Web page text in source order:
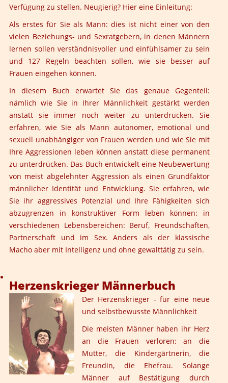
Verfügung zu stellen. Neugierig? Hier eine Einleitung:
Als erstes für Sie als Mann: dies ist nicht einer von den
vielen Beziehungs- und Sexratgebern, in denen Männern
lernen sollen verständnisvoller und einfühlsamer zu sein
und 127 Regeln beachten sollen, wie sie besser auf
Frauen eingehen können.
In diesem Buch erwartet Sie das genaue Gegenteil:
nämlich wie Sie in Ihrer Männlichkeit gestärkt werden
anstatt sie immer noch weiter zu unterdrücken. Sie
erfahren, wie Sie als Mann autonomer, emotional und
sexuell unabhängiger von Frauen werden und wie Sie mit
Ihre Aggressionen leben können anstatt diese permanent
zu unterdrücken. Das Buch entwickelt eine Neubewertung
von meist abgelehnter Aggression als einen Grundfaktor
männlicher Identität und Entwicklung. Sie erfahren, wie
Sie ihr aggressives Potenzial und Ihre Fähigkeiten sich
abzugrenzen in konstruktiver Form leben können: in
verschiedenen Lebensbereichen: Beruf, Freundschaften,
Partnerschaft und im Sex. Anders als der klassische
Macho aber mit Intelligenz und ohne gewalttätig zu sein.
Herzenskrieger Männerbuch
Der Herzenskrieger - für eine neue
und selbstbewusste Männlichkeit
Die meisten Männer haben ihr Herz
an die Frauen verloren: an die
Mutter, die Kindergärtnerin, die
Freundin, die Ehefrau. Solange
Männer auf Bestätigung durch